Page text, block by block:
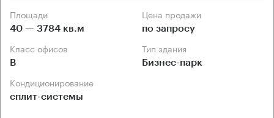
Площади
40 — 3784 кв.м
Цена продажи
по запросу
Класс офисов
B
Тип здания
Бизнес-парк
Кондиционирование
сплит-системы